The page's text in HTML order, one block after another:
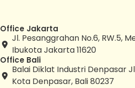
Office Jakarta
Jl. Pesanggrahan No.6, RW.5,
Ibukota Jakarta 11620
Office Bali
Balai Diklat Industri Denpasar
Kota Denpasar, Bali 80237